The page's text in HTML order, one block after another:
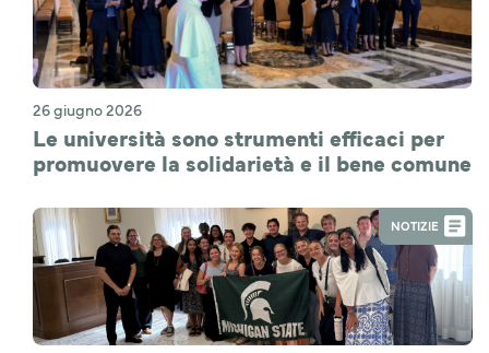
26 giugno 2026
Le università sono strumenti efficaci per
promuovere la solidarietà e il bene comune
NOTIZIE